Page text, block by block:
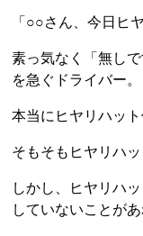
「○○さん、今日ヒ
素っ気なく「無し
を急ぐドライバー。
本当にヒヤリハッ
そもそもヒヤリハ
しかし、ヒヤリハ
していないことが